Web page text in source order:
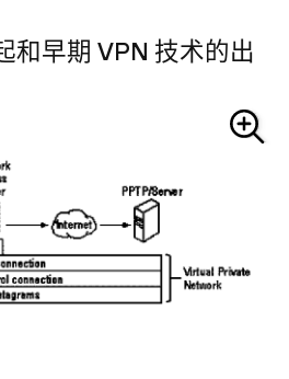
和早期 VPN 技术的出